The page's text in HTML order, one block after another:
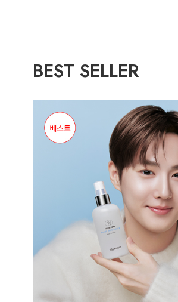
BEST SELLER